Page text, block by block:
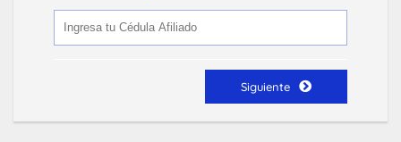
Siguiente